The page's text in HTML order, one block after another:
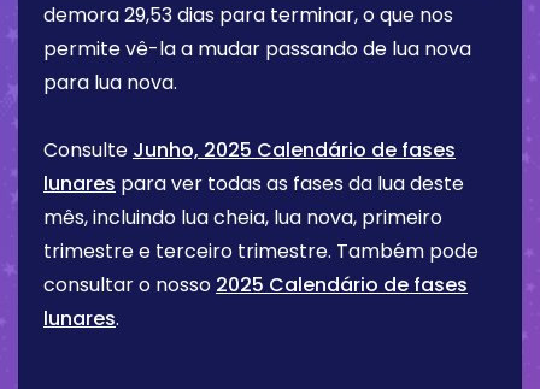
demora 29,53 dias para terminar, o que nos
permite vê-la a mudar passando de lua nova
para lua nova.
Consulte Junho, 2025 Calendário de fases
lunares para ver todas as fases da lua deste
mês, incluindo lua cheia, lua nova, primeiro
trimestre e terceiro trimestre. Também pode
consultar o nosso 2025 Calendário de fases
lunares.